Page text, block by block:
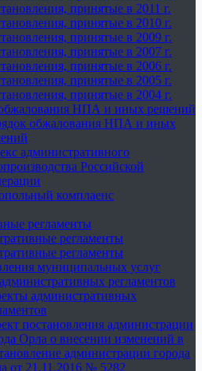
принятые в 2011 г.
принятые в 2010 г.
принятые в 2009 г.
принятые в 2007 г.
принятые в 2006 г.
принятые в 2005 г.
принятые в 2004 г.
НПА и иных решений
обжалования НПА и иных
административного
Российской
комплаенс
регламенты
регламенты
регламенты
муниципальных услуг
регламентов
административных
постановления администрации
Орла о внесении изменений в
администрации города
от 21.11.2016 № 5282